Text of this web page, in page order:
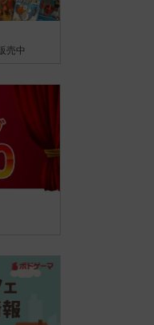
売中